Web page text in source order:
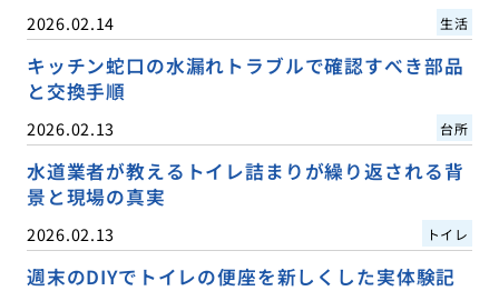
2026.02.14 生活
キッチン蛇口の水漏れトラブルで確認すべき部品
と交換手順
2026.02.13 台所
水道業者が教えるトイレ詰まりが繰り返される背
景と現場の真実
2026.02.13 トイレ
週末のDIYでトイレの便座を新しくした実体験記